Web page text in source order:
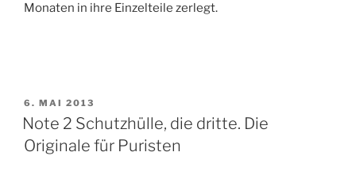
Monaten in ihre Einzelteile zerlegt.
VERÖFFENTLICHT
AM
6. MAI 2013
Note 2 Schutzhülle, die dritte. Die
Originale für Puristen